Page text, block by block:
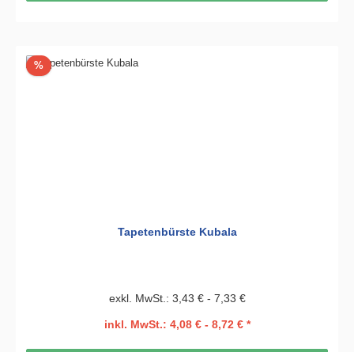
%Rabatt
Tapetenbürste Kubala
exkl. MwSt.: 3,43 € - 7,33 €
inkl. MwSt.: 4,08 € - 8,72 € *